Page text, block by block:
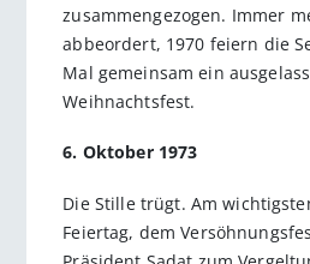
zusammengezogen. Immer
abbeordert, 1970 feiern die
Mal gemeinsam ein
Weihnachtsfest.
6. Oktober 1973
Die Stille trügt. Am
Feiertag, dem